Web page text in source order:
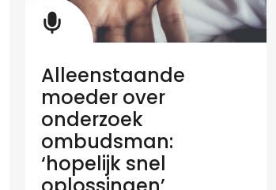
Alleenstaande
moeder over
onderzoek
ombudsman:
‘hopelijk snel